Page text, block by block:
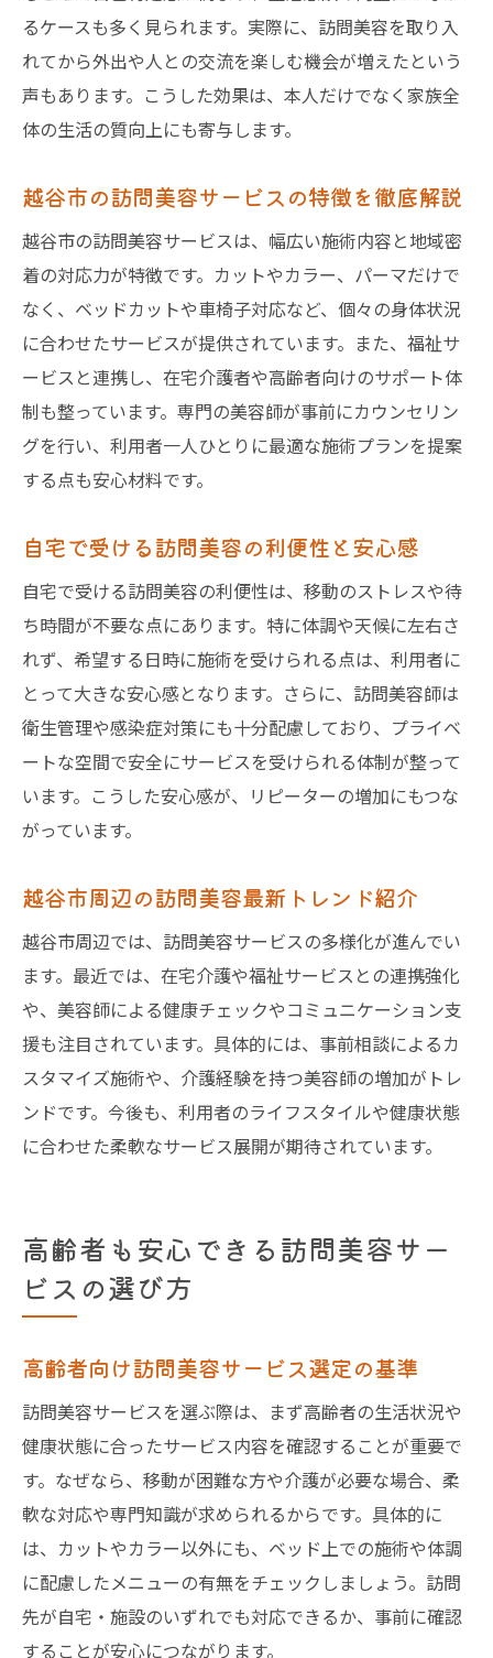
訪問美容師が介護知識を持つ重要性とは
越谷市の在宅介護者福祉手当と訪問美容
介護施設でも活用できる訪問美容サービス
在宅介護環境での訪問美容施術の工夫
福祉サービスと訪問美容の賢い活用術を紹介
越谷市福祉サービスと訪問美容の連携活用
法
福祉制度を活かした訪問美容の利用ポイン
ト
高齢者支援と訪問美容サービスの組み合わ
せ
訪問美容利用時に役立つ福祉情報まとめ
訪問美容と行政支援サービスの賢い併用方
法
安心して利用できる訪問美容のサポート体
制
ベッドカットにも対応する訪問美容の特徴
訪問理美容で可能なベッドカットの詳細
体が不自由な方も安心の訪問美容サービス
ベッドカット対応の訪問美容師が選ばれる
理由
ベッド上でも快適に受けられる美容技術
訪問美容の柔軟な対応力と利用時の注意点
信頼できる訪問美容師選びのポイントまとめ
訪問美容師の信頼性を見極めるチェック項
目
実績や口コミで選ぶ訪問美容師の探し方
訪問美容利用時に安心できる契約のポイン
ト
訪問美容師選びで失敗しないための注意点
今後の訪問美容サービス活用に役立つ情報
るケースも多く見られます。実際に、訪問美容を取り入
れてから外出や人との交流を楽しむ機会が増えたという
声もあります。こうした効果は、本人だけでなく家族全
体の生活の質向上にも寄与します。
越谷市の訪問美容サービスの特徴を徹底解説
越谷市の訪問美容サービスは、幅広い施術内容と地域密
着の対応力が特徴です。カットやカラー、パーマだけで
なく、ベッドカットや車椅子対応など、個々の身体状況
に合わせたサービスが提供されています。また、福祉サ
ービスと連携し、在宅介護者や高齢者向けのサポート体
制も整っています。専門の美容師が事前にカウンセリン
グを行い、利用者一人ひとりに最適な施術プランを提案
する点も安心材料です。
自宅で受ける訪問美容の利便性と安心感
自宅で受ける訪問美容の利便性は、移動のストレスや待
ち時間が不要な点にあります。特に体調や天候に左右さ
れず、希望する日時に施術を受けられる点は、利用者に
とって大きな安心感となります。さらに、訪問美容師は
衛生管理や感染症対策にも十分配慮しており、プライベ
ートな空間で安全にサービスを受けられる体制が整って
います。こうした安心感が、リピーターの増加にもつな
がっています。
越谷市周辺の訪問美容最新トレンド紹介
越谷市周辺では、訪問美容サービスの多様化が進んでい
ます。最近では、在宅介護や福祉サービスとの連携強化
や、美容師による健康チェックやコミュニケーション支
援も注目されています。具体的には、事前相談によるカ
スタマイズ施術や、介護経験を持つ美容師の増加がトレ
ンドです。今後も、利用者のライフスタイルや健康状態
に合わせた柔軟なサービス展開が期待されています。
高齢者も安心できる訪問美容サー
ビスの選び方
高齢者向け訪問美容サービス選定の基準
訪問美容サービスを選ぶ際は、まず高齢者の生活状況や
健康状態に合ったサービス内容を確認することが重要で
す。なぜなら、移動が困難な方や介護が必要な場合、柔
軟な対応や専門知識が求められるからです。具体的に
は、カットやカラー以外にも、ベッド上での施術や体調
に配慮したメニューの有無をチェックしましょう。訪問
先が自宅・施設のいずれでも対応できるか、事前に確認
することが安心につながります。